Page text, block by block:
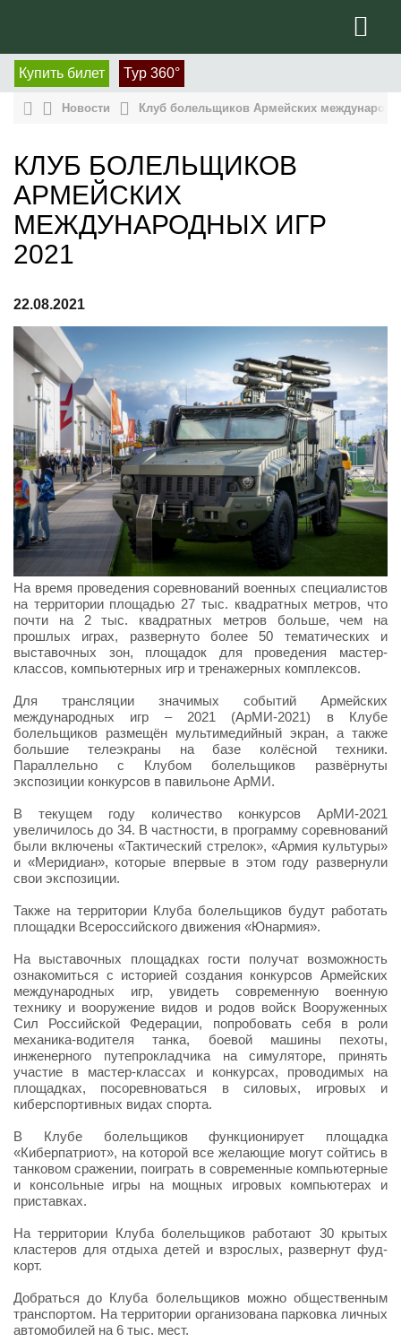
Купить билет Тур 360°
Новости Клуб болельщиков Армейских
КЛУБ БОЛЕЛЬЩИКОВ
АРМЕЙСКИХ
МЕЖДУНАРОДНЫХ ИГР
2021
22.08.2021
На время проведения соревнований военных специалистов
на территории площадью 27 тыс. квадратных метров, что
почти на 2 тыс. квадратных метров больше, чем на
прошлых играх, развернуто более 50 тематических и
выставочных зон, площадок для проведения мастер-
классов, компьютерных игр и тренажерных комплексов.
Для трансляции значимых событий Армейских
международных игр – 2021 (АрМИ-2021) в Клубе
болельщиков размещён мультимедийный экран, а также
большие телеэкраны на базе колёсной техники.
Параллельно с Клубом болельщиков развёрнуты
экспозиции конкурсов в павильоне АрМИ.
В текущем году количество конкурсов АрМИ-2021
увеличилось до 34. В частности, в программу соревнований
были включены «Тактический стрелок», «Армия культуры»
и «Меридиан», которые впервые в этом году развернули
свои экспозиции.
Также на территории Клуба болельщиков будут работать
площадки Всероссийского движения «Юнармия».
На выставочных площадках гости получат возможность
ознакомиться с историей создания конкурсов Армейских
международных игр, увидеть современную военную
технику и вооружение видов и родов войск Вооруженных
Сил Российской Федерации, попробовать себя в роли
механика-водителя танка, боевой машины пехоты,
инженерного путепрокладчика на симуляторе, принять
участие в мастер-классах и конкурсах, проводимых на
площадках, посоревноваться в силовых, игровых и
киберспортивных видах спорта.
В Клубе болельщиков функционирует площадка
«Киберпатриот», на которой все желающие могут сойтись в
танковом сражении, поиграть в современные компьютерные
и консольные игры на мощных игровых компьютерах и
приставках.
На территории Клуба болельщиков работают 30 крытых
кластеров для отдыха детей и взрослых, развернут фуд-
корт.
Добраться до Клуба болельщиков можно общественным
транспортом. На территории организована парковка личных
автомобилей на 6 тыс. мест.